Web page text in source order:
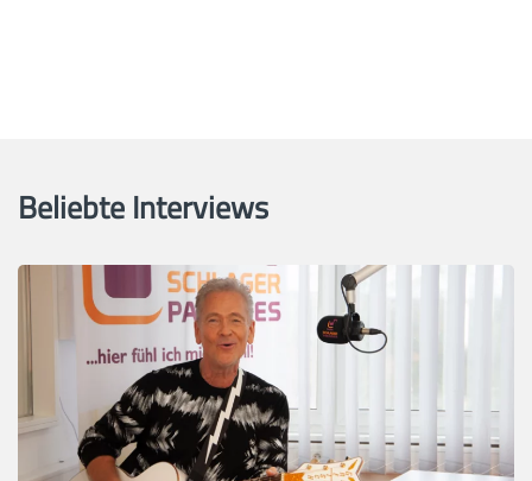
Beliebte Interviews